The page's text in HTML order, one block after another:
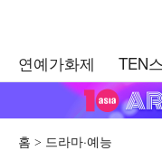
연예가화제 TEN
홈 드라마·예능